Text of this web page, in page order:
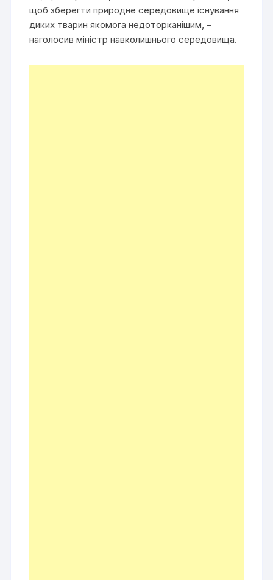
щоб зберегти природне середовище існування
диких тварин якомога недоторканішим, –
наголосив міністр навколишнього середовища.